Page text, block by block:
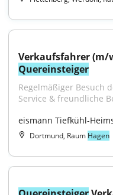
Quereinsteiger
Regelmäßiger Besuch
Service & freundliche
eismann Tiefkühl-
Dortmund, Raum Hagen